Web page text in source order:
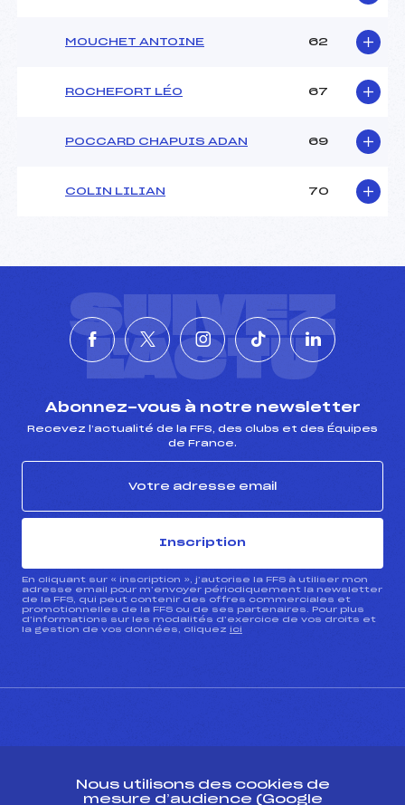
MOUCHET ANTOINE 62
ROCHEFORT LÉO 67
POCCARD CHAPUIS ADAN 69
COLIN LILIAN 70
SUIVEZ
L'ACTU
Abonnez-vous à notre newsletter
Recevez l’actualité de la FFS, des clubs et des Équipes
de France.
Inscription
En cliquant sur « inscription », j’autorise la FFS à utiliser mon
adresse email pour m’envoyer périodiquement la newsletter
de la FFS, qui peut contenir des offres commerciales et
promotionnelles de la FFS ou de ses partenaires. Pour plus
d’informations sur les modalités d’exercice de vos droits et
la gestion de vos données, cliquez ici
Nous utilisons des cookies de
mesure d’audience (Google